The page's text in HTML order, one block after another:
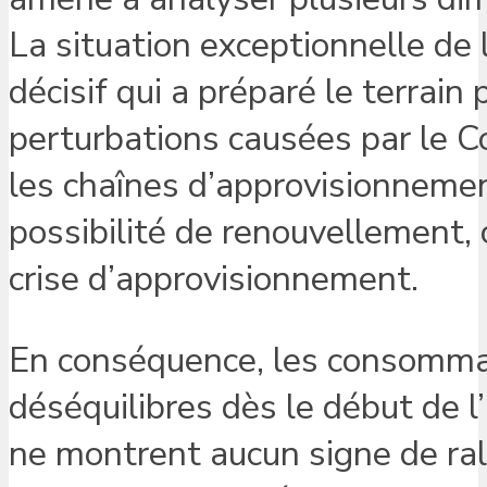
La situation exceptionnelle
décisif qui a préparé le terrain
perturbations causées par le
les chaînes
possibilité de renouvellement,
crise d’approvisionnement.
En conséquence, les
déséquilibres dès le début de
ne montrent aucun signe de